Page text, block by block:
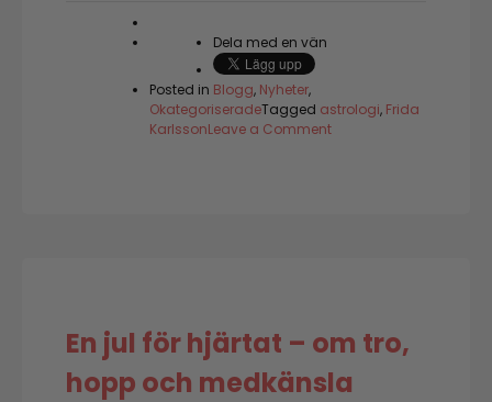
Dela med en vän
Posted in Blogg, Nyheter,
OkategoriseradeTagged astrologi, Frida
KarlssonLeave a Commenton
era
En jul för hjärtat – om tro,
hopp och medkänsla